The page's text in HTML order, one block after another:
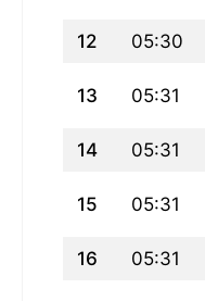
12 05:30
13 05:31
14 05:31
15 05:31
16 05:31